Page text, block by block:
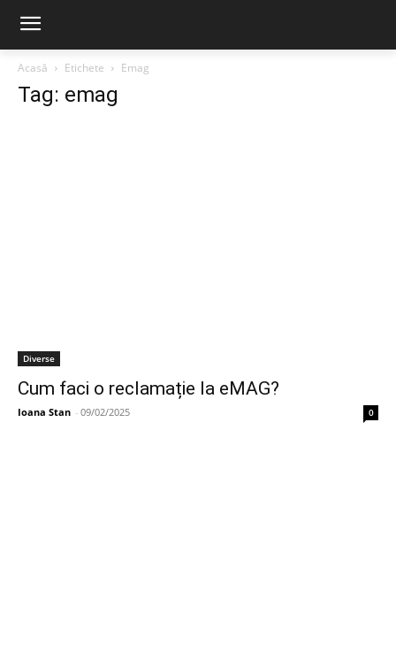
Acasă Etichete Emag
Tag: emag
Diverse
Cum faci o reclamație la eMAG?
Ioana Stan - 09/02/2025 0